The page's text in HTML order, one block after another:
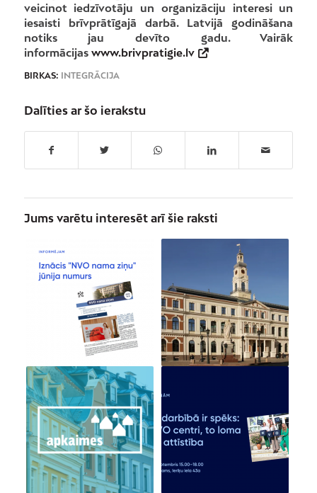
veicinot iedzīvotāju un organizāciju interesi un
iesaisti brīvprātīgajā darbā. Latvijā godināšana
notiks jau devīto gadu. Vairāk
informācijas www.brivpratigie.lv
BIRKAS: INTEGRĀCIJA
Dalīties ar šo ierakstu
Jums varētu interesēt arī šie raksti